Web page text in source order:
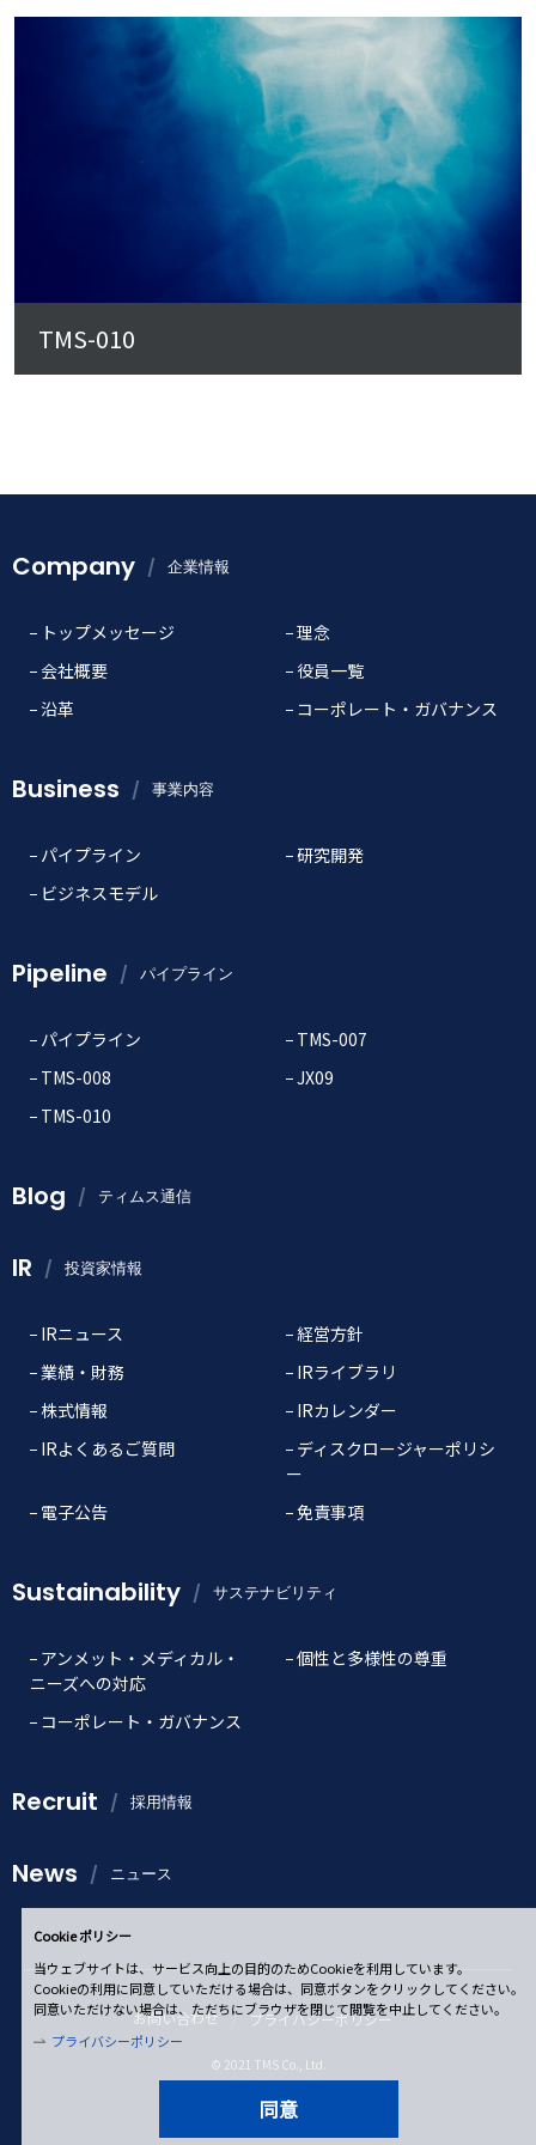
TMS-010
Cookie ポリシー
当ウェブサイトは、サービス向上の目的のためCookieを利用しています。
Cookieの利用に同意していただける場合は、同意ボタンをクリックしてください。
同意いただけない場合は、ただちにブラウザを閉じて閲覧を中止してください。
プライバシーポリシー
同意
Company 企業情報
トップメッセージ
理念
会社概要
役員一覧
沿革
コーポレート・ガバナンス
Business 事業内容
パイプライン
研究開発
ビジネスモデル
Pipeline パイプライン
パイプライン
TMS-007
TMS-008
JX09
TMS-010
Blog ティムス通信
IR 投資家情報
IRニュース
経営方針
業績・財務
IRライブラリ
株式情報
IRカレンダー
IRよくあるご質問
ディスクロージャーポリシ
ー
電子公告
免責事項
Sustainability サステナビリティ
アンメット・メディカル・
ニーズへの対応
個性と多様性の尊重
コーポレート・ガバナンス
Recruit 採用情報
News ニュース
お問い合わせ プライバシーポリシー
© 2021 TMS Co., Ltd.